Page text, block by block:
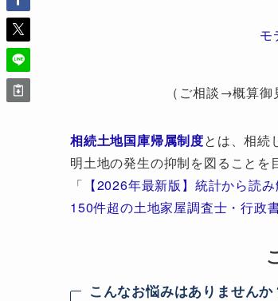
モ
（ご相談→概算
相続土地国庫帰属制度とは、相続
明土地の発生の抑制を図ることを
「 【2026年最新版】統計から読
150件超の土地家屋調査士・行政
こんなお悩みはありませんか